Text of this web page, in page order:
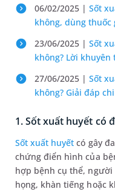
06/02/2025 | Sốt
không, dùng thuốc
23/06/2025 | Sốt
không? Lời khuyên
27/06/2025 | Sốt
không? Giải đáp
1. Sốt xuất huyết có
Sốt xuất huyết có gây
chứng điển hình của
hợp bệnh cụ thể,
họng, khàn tiếng hoặc